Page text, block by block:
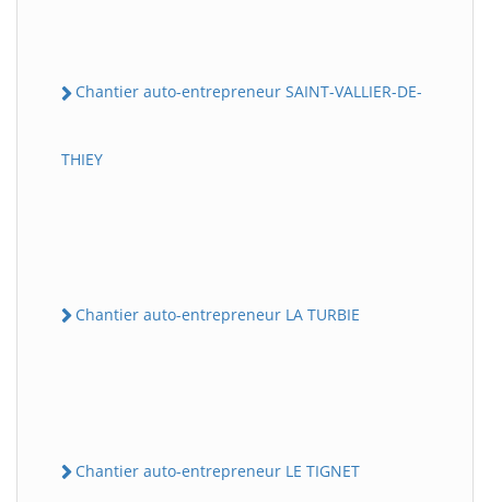
Chantier auto-entrepreneur SAINT-VALLIER-DE-
THIEY
Chantier auto-entrepreneur LA TURBIE
Chantier auto-entrepreneur LE TIGNET